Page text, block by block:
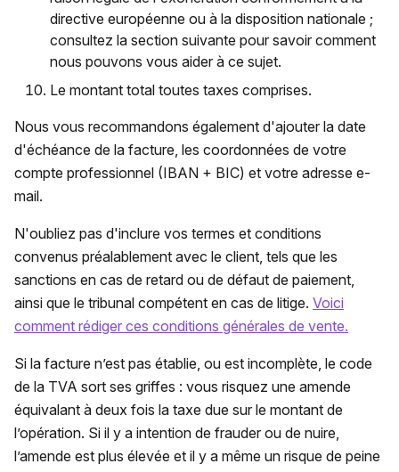
directive européenne ou à la disposition nationale ;
consultez la section suivante pour savoir comment
nous pouvons vous aider à ce sujet.
Le montant total toutes taxes comprises.
Nous vous recommandons également d'ajouter la date
d'échéance de la facture, les coordonnées de votre
compte professionnel (IBAN + BIC) et votre adresse e-
mail.
N'oubliez pas d'inclure vos termes et conditions
convenus préalablement avec le client, tels que les
sanctions en cas de retard ou de défaut de paiement,
ainsi que le tribunal compétent en cas de litige. Voici
comment rédiger ces conditions générales de vente.
Si la facture n’est pas établie, ou est incomplète, le code
de la TVA sort ses griffes : vous risquez une amende
équivalant à deux fois la taxe due sur le montant de
l’opération. Si il y a intention de frauder ou de nuire,
l’amende est plus élevée et il y a même un risque de peine